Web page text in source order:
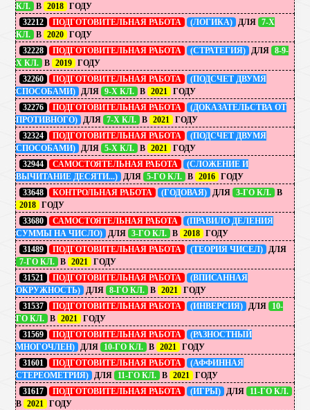
КЛ.
В 2018 ГОДУ
32212
ПОДГОТОВИТЕЛЬНАЯ РАБОТА (ЛОГИКА) ДЛЯ 7-Х
КЛ.
В 2020 ГОДУ
32228
ПОДГОТОВИТЕЛЬНАЯ РАБОТА (СТРАТЕГИЯ) ДЛЯ 8-9-
Х КЛ.
В 2019 ГОДУ
32260
ПОДГОТОВИТЕЛЬНАЯ РАБОТА
(ПОДСЧЕТ ДВУМЯ
СПОСОБАМИ) ДЛЯ 9-Х КЛ. В 2021 ГОДУ
32276
ПОДГОТОВИТЕЛЬНАЯ РАБОТА
(ДОКАЗАТЕЛЬСТВА ОТ
ПРОТИВНОГО) ДЛЯ 7-Х КЛ. В 2021 ГОДУ
32324
ПОДГОТОВИТЕЛЬНАЯ РАБОТА
(ПОДСЧЕТ ДВУМЯ
СПОСОБАМИ) ДЛЯ 5-Х КЛ. В 2021 ГОДУ
32944
САМОСТОЯТЕЛЬНАЯ РАБОТА
(СЛОЖЕНИЕ И
ВЫЧИТАНИЕ ДЕСЯТИ...) ДЛЯ 5-ГО КЛ. В 2016 ГОДУ
33648
КОНТРОЛЬНАЯ РАБОТА (ГОДОВАЯ) ДЛЯ 3-ГО КЛ.
В
2018 ГОДУ
33680
САМОСТОЯТЕЛЬНАЯ РАБОТА
(ПРАВИЛО ДЕЛЕНИЯ
СУММЫ НА ЧИСЛО) ДЛЯ 3-ГО КЛ. В 2018 ГОДУ
31489
ПОДГОТОВИТЕЛЬНАЯ РАБОТА (ТЕОРИЯ ЧИСЕЛ) ДЛЯ
7-ГО КЛ.
В 2021 ГОДУ
31521
ПОДГОТОВИТЕЛЬНАЯ РАБОТА
(ВПИСАННАЯ
ОКРУЖНОСТЬ) ДЛЯ 8-ГО КЛ. В 2021 ГОДУ
31537
ПОДГОТОВИТЕЛЬНАЯ РАБОТА (ИНВЕРСИЯ) ДЛЯ 10-
ГО КЛ.
В 2021 ГОДУ
31569
ПОДГОТОВИТЕЛЬНАЯ РАБОТА
(РАЗНОСТНЫЙ
МНОГОЧЛЕН) ДЛЯ 10-ГО КЛ. В 2021 ГОДУ
31601
ПОДГОТОВИТЕЛЬНАЯ РАБОТА
(АФФИННАЯ
СТЕРЕОМЕТРИЯ) ДЛЯ 11-ГО КЛ. В 2021 ГОДУ
31617
ПОДГОТОВИТЕЛЬНАЯ РАБОТА (ИГРЫ) ДЛЯ 11-ГО КЛ.
В 2021 ГОДУ